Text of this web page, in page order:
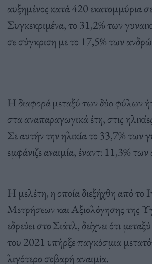
αυξημένος κατά 420 εκατομμύρια σε
Συγκεκριμένα, το 31,2% των
σε σύγκριση με το 17,5% των
Η διαφορά μεταξύ των δύο φύλων
στα αναπαραγωγικά έτη, στις
Σε αυτήν την ηλικία το 33,7% των
εμφάνιζε αναιμία, έναντι 11,3%
Η μελέτη, η οποία διεξήχθη από το
Μετρήσεων και Αξιολόγησης της
εδρεύει στο Σιάτλ, δείχνει ότι
του 2021 υπήρξε παγκόσμια
λιγότερο σοβαρή αναιμία.